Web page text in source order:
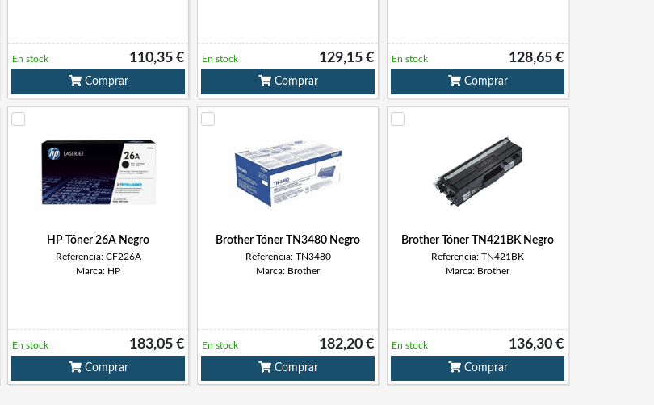
110,35 €
En stock
Comprar
129,15 €
En stock
Comprar
128,65 €
En stock
Comprar
HP Tóner 26A Negro
Referencia: CF226A
Marca: HP
183,05 €
En stock
Comprar
Brother Tóner TN3480 Negro
Referencia: TN3480
Marca: Brother
182,20 €
En stock
Comprar
Brother Tóner TN421BK Negro
Referencia: TN421BK
Marca: Brother
136,30 €
En stock
Comprar